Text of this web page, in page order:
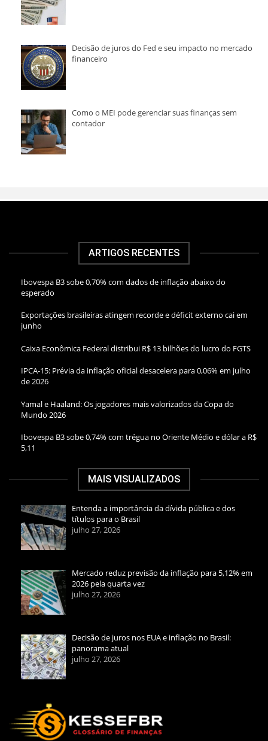
Decisão de juros do Fed e seu impacto no mercado
financeiro
Como o MEI pode gerenciar suas finanças sem
contador
ARTIGOS RECENTES
Ibovespa B3 sobe 0,70% com dados de inflação abaixo do
esperado
Exportações brasileiras atingem recorde e déficit externo cai em
junho
Caixa Econômica Federal distribui R$ 13 bilhões do lucro do FGTS
IPCA-15: Prévia da inflação oficial desacelera para 0,06% em julho
de 2026
Yamal e Haaland: Os jogadores mais valorizados da Copa do
Mundo 2026
Ibovespa B3 sobe 0,74% com trégua no Oriente Médio e dólar a R$
5,11
MAIS VISUALIZADOS
Entenda a importância da dívida pública e dos
títulos para o Brasil
julho 27, 2026
Mercado reduz previsão da inflação para 5,12% em
2026 pela quarta vez
julho 27, 2026
Decisão de juros nos EUA e inflação no Brasil:
panorama atual
julho 27, 2026